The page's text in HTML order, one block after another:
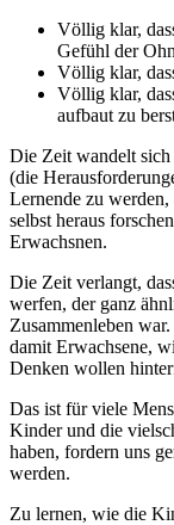
Völlig klar,
Gefühl der
Völlig klar,
Völlig klar,
aufbaut zu
Die Zeit wandelt sich
(die
Lernende zu werden,
selbst heraus
Erwachsnen.
Die Zeit verlangt,
werfen, der ganz
Zusammenleben
damit Erwachsene,
Denken wollen
Das ist für viele
Kinder und die
haben, fordern uns
werden.
Zu lernen, wie die